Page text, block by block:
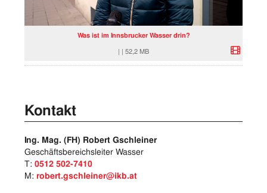
Was ist im Innsbrucker Wasser drin?
| | 52,2 MB
Kontakt
Ing. Mag. (FH) Robert Gschleiner
Geschäftsbereichsleiter Wasser
T: 0512 502-7410
M: robert.gschleiner@ikb.at